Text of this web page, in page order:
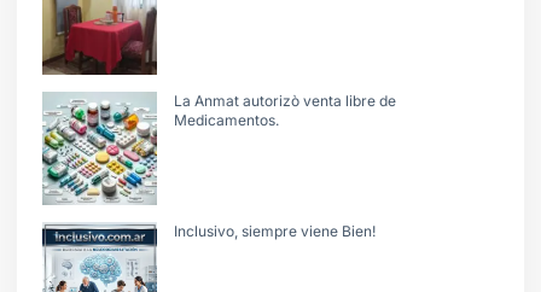
La Anmat autorizò venta libre de
Medicamentos.
Inclusivo, siempre viene Bien!